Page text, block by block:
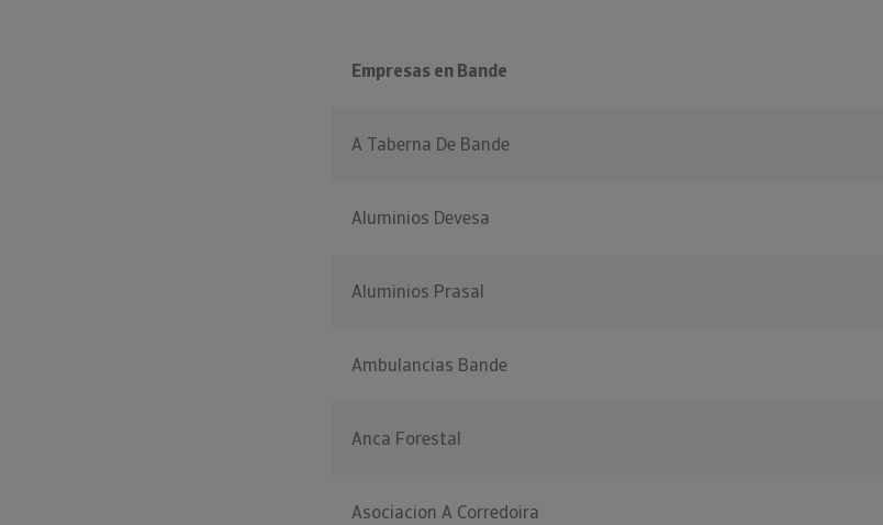
Empresas en Bande
A Taberna De Bande
Aluminios Devesa
Aluminios Prasal
Ambulancias Bande
Anca Forestal
Asociacion A Corredoira